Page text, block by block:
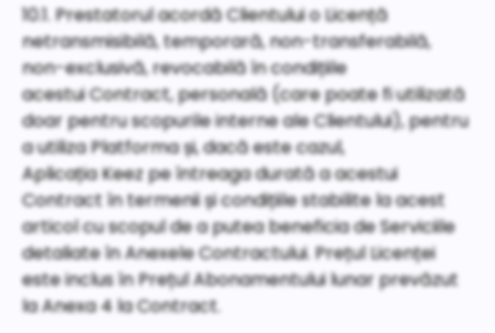
10.1. Prestatorul acordă Clientului o Licență
netransmisibilă, temporară, non-transferabilă,
non-exclusivă, revocabilă în condițiile
acestui Contract, personală (care poate fi utilizată
doar pentru scopurile interne ale Clientului), pentru
a utiliza Platforma și, dacă este cazul,
Aplicația Keez pe întreaga durată a acestui
Contract în termenii și condițiile stabilite la acest
articol cu scopul de a putea beneficia de Serviciile
detaliate în Anexele Contractului. Prețul Licenței
este inclus în Prețul Abonamentului lunar prevăzut
la Anexa 4 la Contract.